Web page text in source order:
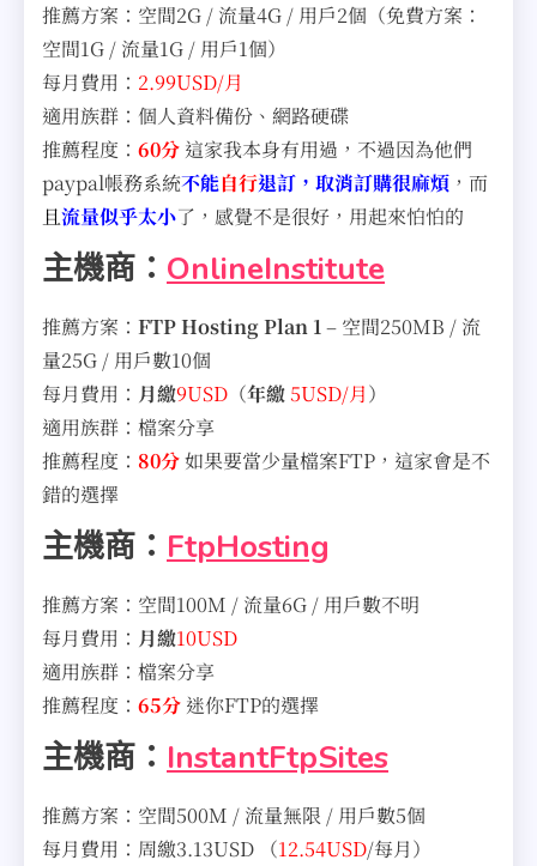
推薦方案：空間2G / 流量4G / 用戶2個（免費方案：
空間1G / 流量1G / 用戶1個）
每月費用： 2.99USD/月
適用族群：個人資料備份、網路硬碟
推薦程度： 60分 這家我本身有用過，不過因為他們
paypal帳務系統不能自行退訂，取消訂購很麻煩 ，而
且流量似乎太小了，感覺不是很好，用起來怕怕的
主機商： OnlineInstitute
推薦方案： FTP Hosting Plan 1– 空間250MB / 流
量25G / 用戶數10個
每月費用： 月繳9USD （年繳5USD/月）
適用族群：檔案分享
推薦程度： 80分如果要當少量檔案FTP，這家會是不
錯的選擇
主機商： FtpHosting
推薦方案：空間100M / 流量6G / 用戶數不明
每月費用： 月繳10USD
適用族群：檔案分享
推薦程度： 65分 迷你FTP的選擇
主機商： InstantFtpSites
推薦方案：空間500M / 流量無限 / 用戶數5個
每月費用：周繳3.13USD （12.54USD/每月）